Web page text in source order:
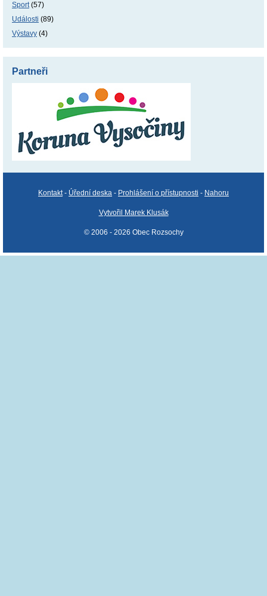
Sport(57)
Události (89)
Výstavy (4)
Partneři
Kontakt- Úřední deska - Prohlášení o přístupnosti - Nahoru
Vytvořil Marek Klusák
© 2006 - 2026 Obec Rozsochy